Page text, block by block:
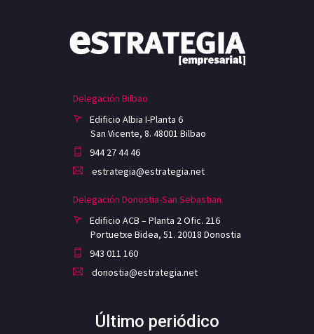
Delegación Bilbao
Edificio Albia I-Planta 6
San Vicente, 8. 48001 Bilbao
944 27 44 46
estrategia@estrategia.net
Delegación Donostia-San Sebastian
Edificio ACB – Planta 2 Ofic. 216
Portuetxe Bidea, 51. 20018 Donostia
943 011 160
donostia@estrategia.net
Último periódico